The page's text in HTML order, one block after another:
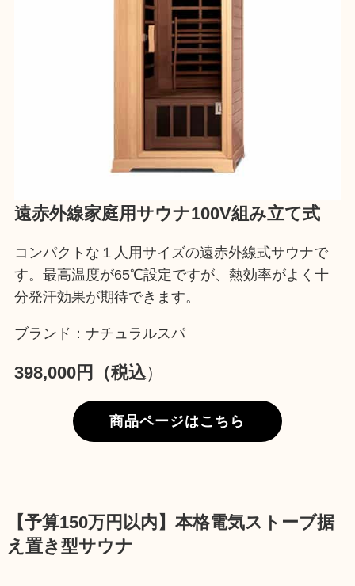
遠赤外線家庭用サウナ100V組み立て式
コンパクトな１人用サイズの遠赤外線式サウナで
す。最高温度が65℃設定ですが、熱効率がよく十
分発汗効果が期待できます。
ブランド：ナチュラルスパ
398,000円（税込）
商品ページはこちら
【予算150万円以内】本格電気ストーブ据
え置き型サウナ